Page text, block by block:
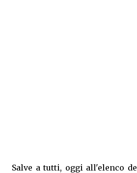
Salve a tutti, oggi all'elenco